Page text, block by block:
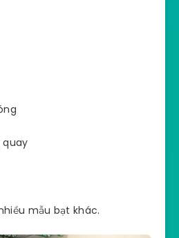
mẫu bạt khác.